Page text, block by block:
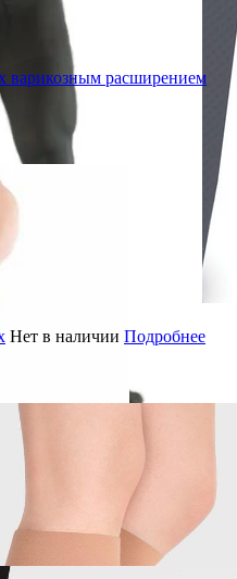
варикозным расширением
Нет в наличии Подробнее